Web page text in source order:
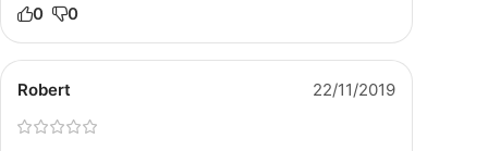
0 0
Robert 22/11/2019